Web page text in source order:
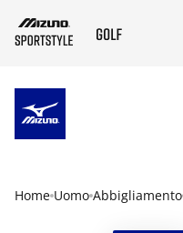
Home Uomo Abbigliamento